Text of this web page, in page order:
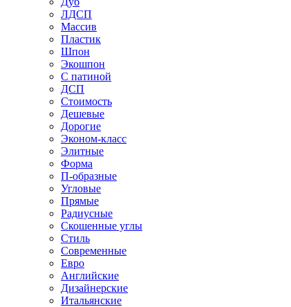
ЛДСП
Массив
Пластик
Шпон
Экошпон
С патиной
ДСП
Стоимость
Дешевые
Дорогие
Эконом-класс
Элитные
Форма
П-образные
Угловые
Прямые
Радиусные
Скошенные углы
Стиль
Современные
Евро
Английские
Дизайнерские
Итальянские